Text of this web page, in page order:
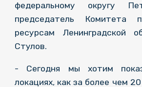
федеральному округу
председатель Комитета
ресурсам Ленинградской
Стулов.
- Сегодня мы хотим
локациях, как за более чем